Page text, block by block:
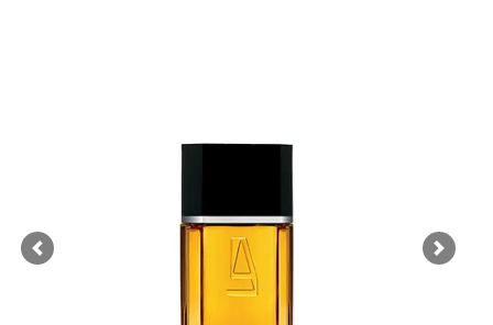
Previous Next